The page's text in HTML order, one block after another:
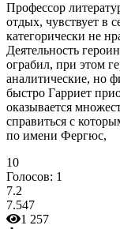
Профессор
отдых, чувствует в
категорически не
Деятельность
ограбил, при этом
аналитические, но
быстро Гарриет
оказывается
справиться с
по имени Фергюс,
10
Голосов: 1
7.2
7.547
1 257